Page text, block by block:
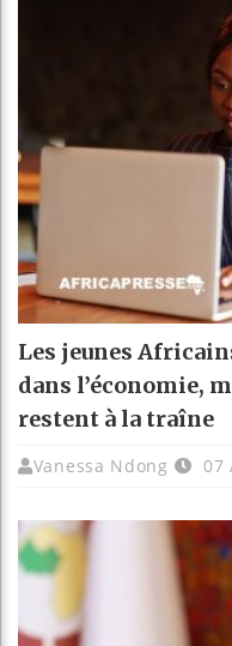
Les jeunes
dans l’économie,
restent à la traîne
Vanessa Ndong 07